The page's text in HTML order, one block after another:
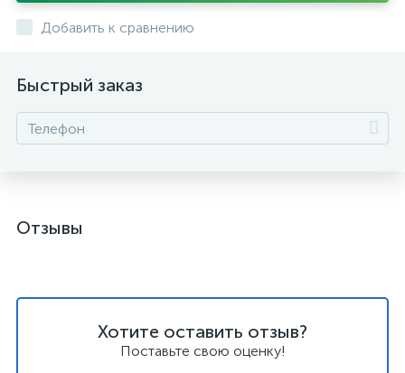
Добавить к сравнению
Быстрый заказ
Отзывы
Хотите оставить отзыв?
Поставьте свою оценку!